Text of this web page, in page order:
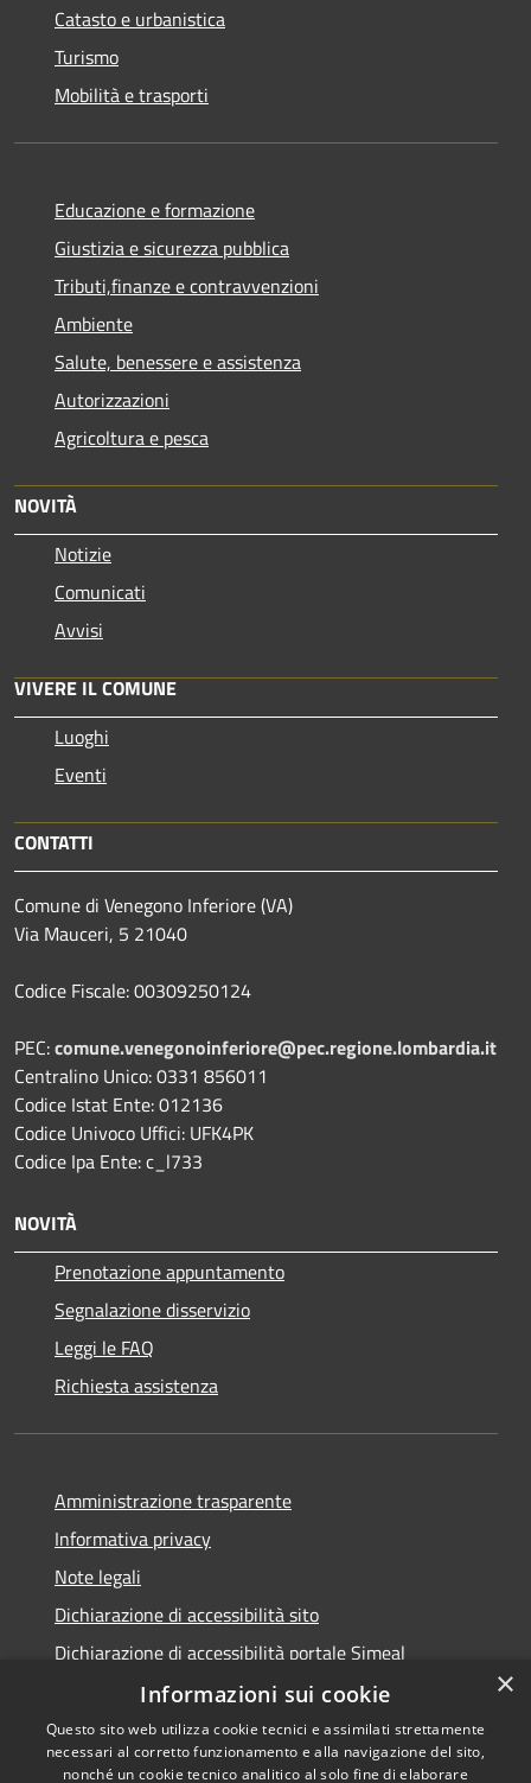
Catasto e urbanistica
Turismo
Mobilità e trasporti
Educazione e formazione
Giustizia e sicurezza pubblica
Tributi,finanze e contravvenzioni
Ambiente
Salute, benessere e assistenza
Autorizzazioni
Agricoltura e pesca
NOVITÀ
Notizie
Comunicati
Avvisi
VIVERE IL COMUNE
Luoghi
Eventi
CONTATTI
Comune di Venegono Inferiore (VA)
Via Mauceri, 5 21040
Codice Fiscale: 00309250124
PEC:comune.venegonoinferiore@pec.regione.lombardia.it
Centralino Unico: 0331 856011
Codice Istat Ente: 012136
Codice Univoco Uffici: UFK4PK
Codice Ipa Ente: c_l733
NOVITÀ
Prenotazione appuntamento
Segnalazione disservizio
Leggi le FAQ
Richiesta assistenza
Amministrazione trasparente
Informativa privacy
Note legali
Dichiarazione di accessibilità sito
Dichiarazione di accessibilità portale Simeal
Copyright © 2026 • Comune di
×
Informazioni sui cookie
Questo sito web utilizza cookie tecnici e assimilati strettamente
necessari al corretto funzionamento e alla navigazione del sito,
nonché un cookie tecnico analitico al solo fine di elaborare